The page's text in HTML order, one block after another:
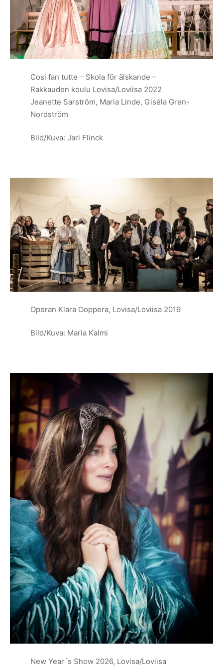
Cosi fan tutte – Skola för älskande –
Rakkauden koulu Lovisa/Loviisa 2022
Jeanette Sarström, Maria Linde, Giséla Gren-
Nordström
Bild/Kuva: Jari Flinck
Operan Klara Ooppera, Lovisa/Loviisa 2019
Bild/Kuva: Maria Kalmi
New Year´s Show 2026, Lovisa/Loviisa